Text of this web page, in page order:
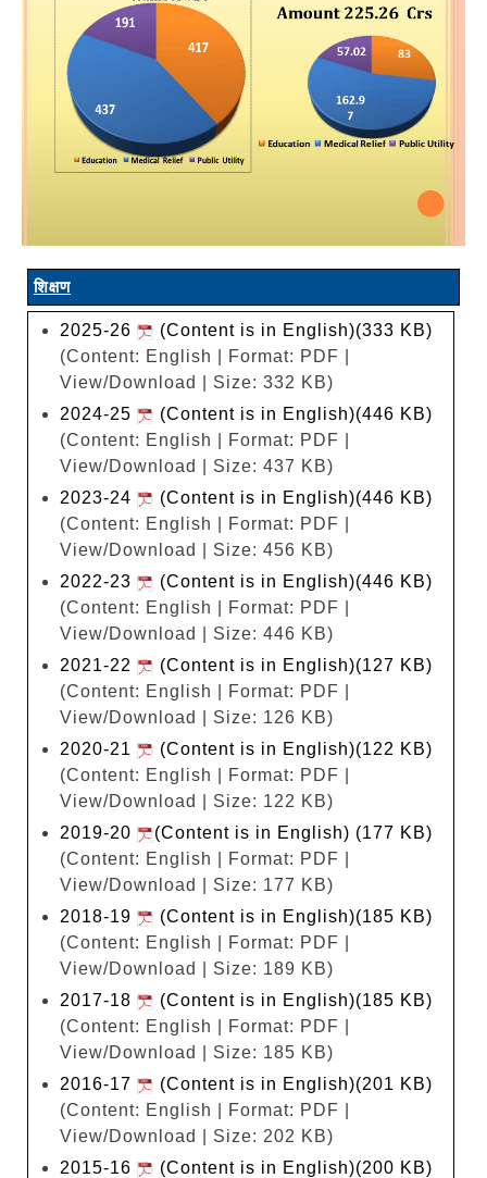
शिक्षण
2025-26
(Content is in English)(333 KB)
(Content: English | Format: PDF |
View/Download | Size: 332 KB)
2024-25
(Content is in English)(446 KB)
(Content: English | Format: PDF |
View/Download | Size: 437 KB)
2023-24
(Content is in English)(446 KB)
(Content: English | Format: PDF |
View/Download | Size: 456 KB)
2022-23
(Content is in English)(446 KB)
(Content: English | Format: PDF |
View/Download | Size: 446 KB)
2021-22
(Content is in English)(127 KB)
(Content: English | Format: PDF |
View/Download | Size: 126 KB)
2020-21
(Content is in English)(122 KB)
(Content: English | Format: PDF |
View/Download | Size: 122 KB)
2019-20
(Content is in English) (177 KB)
(Content: English | Format: PDF |
View/Download | Size: 177 KB)
2018-19
(Content is in English)(185 KB)
(Content: English | Format: PDF |
View/Download | Size: 189 KB)
2017-18
(Content is in English)(185 KB)
(Content: English | Format: PDF |
View/Download | Size: 185 KB)
2016-17
(Content is in English)(201 KB)
(Content: English | Format: PDF |
View/Download | Size: 202 KB)
2015-16
(Content is in English)(200 KB)